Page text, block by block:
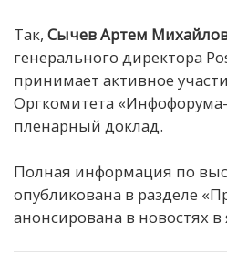
Так, Сычев Артем
генерального директора
принимает активное
Оргкомитета
пленарный доклад.
Полная информация по
опубликована в разделе
анонсирована в новостях в